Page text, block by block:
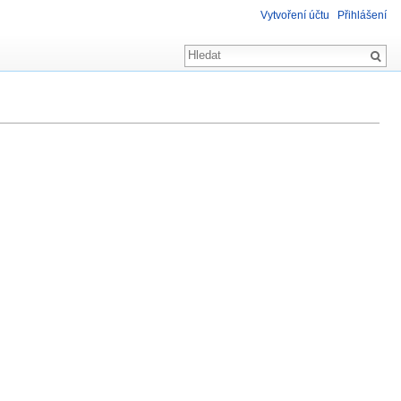
Vytvoření účtu Přihlášení